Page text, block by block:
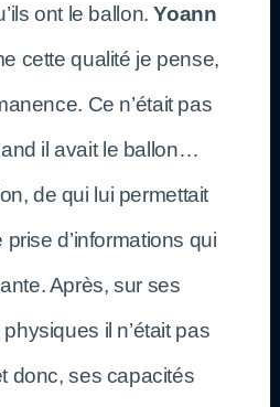
ont le ballon.Yoann
cette qualité je pense,
Ce n’était pas
il avait le ballon…
de qui lui permettait
prise d’informations qui
Après, sur ses
il n’était pas
donc, ses capacités